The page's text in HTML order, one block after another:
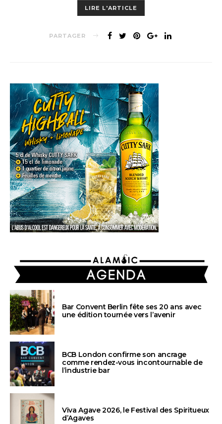
LIRE L'ARTICLE
PARTAGER
AGENDA
Bar Convent Berlin fête ses 20 ans avec
une édition tournée vers l’avenir
BCB London confirme son ancrage
comme rendez-vous incontournable de
l’industrie bar
Viva Agave 2026, le Festival des Spiritueux
d’Agaves